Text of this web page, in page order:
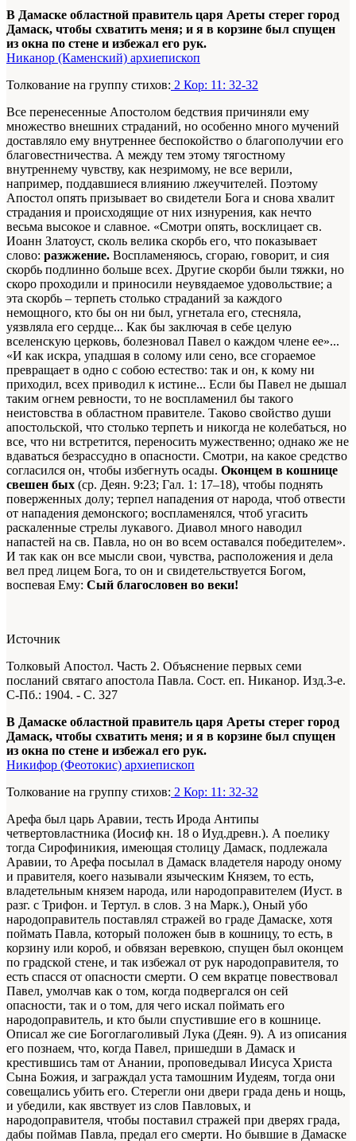
В Дамаске областной правитель царя Ареты стерег город
Дамаск, чтобы схватить меня; и я в корзине был спущен
из окна по стене и избежал его рук.
Никанор (Каменский) архиепископ
Толкование на группу стихов: 2 Кор: 11: 32-32
Все перенесенные Апостолом бедствия причиняли ему
множество внешних страданий, но особенно много мучений
доставляло ему внутреннее беспокойство о благополучии его
благовестничества. А между тем этому тягостному
внутреннему чувству, как незримому, не все верили,
например, поддавшиеся влиянию лжеучителей. Поэтому
Апостол опять призывает во свидетели Бога и снова хвалит
страдания и происходящие от них изнурения, как нечто
весьма высокое и славное. «Смотри опять, восклицает св.
Иоанн Златоуст, сколь велика скорбь его, что показывает
слово: разжжение. Воспламеняюсь, сгораю, говорит, и сия
скорбь подлинно больше всех. Другие скорби были тяжки, но
скоро проходили и приносили неувядаемое удовольствие; а
эта скорбь – терпеть столько страданий за каждого
немощного, кто бы он ни был, угнетала его, стесняла,
уязвляла его сердце... Как бы заключая в себе целую
вселенскую церковь, болезновал Павел о каждом члене ее»...
«И как искра, упадшая в солому или сено, все сгораемое
превращает в одно с собою естество: так и он, к кому ни
приходил, всех приводил к истине... Если бы Павел не дышал
таким огнем ревности, то не воспламенил бы такого
неистовства в областном правителе. Таково свойство души
апостольской, что столько терпеть и никогда не колебаться, но
все, что ни встретится, переносить мужественно; однако же не
вдаваться безрассудно в опасности. Смотри, на какое средство
согласился он, чтобы избегнуть осады. Оконцем в кошнице
свешен бых (ср. Деян. 9:23; Гал. 1: 17–18), чтобы поднять
поверженных долу; терпел нападения от народа, чтоб отвести
от нападения демонского; воспламенялся, чтоб угасить
раскаленные стрелы лукавого. Диавол много наводил
напастей на св. Павла, но он во всем оставался победителем».
И так как он все мысли свои, чувства, расположения и дела
вел пред лицем Бога, то он и свидетельствуется Богом,
воспевая Ему: Сый благословен во веки!
Источник
Толковый Апостол. Часть 2. Объяснение первых семи
посланий святаго апостола Павла. Сост. еп. Никанор. Изд.3-е.
С-Пб.: 1904. - С. 327
В Дамаске областной правитель царя Ареты стерег город
Дамаск, чтобы схватить меня; и я в корзине был спущен
из окна по стене и избежал его рук.
Никифор (Феотокис) архиепископ
Толкование на группу стихов: 2 Кор: 11: 32-32
Арефа был царь Аравии, тесть Ирода Антипы
четвертовластника (Иосиф кн. 18 о Иуд.древн.). А поелику
тогда Сирофиникия, имеющая столицу Дамаск, подлежала
Аравии, то Арефа посылал в Дамаск владетеля народу оному
и правителя, коего называли языческим Князем, то есть,
владетельным князем народа, или народоправителем (Иуст. в
разг. с Трифон. и Тертул. в слов. 3 на Марк.), Оный убо
народоправитель поставлял стражей во граде Дамаске, хотя
поймать Павла, который положен быв в кошницу, то есть, в
корзину или короб, и обвязан веревкою, спущен был оконцем
по градской стене, и так избежал от рук народоправителя, то
есть спасся от опасности смерти. О сем вкратце повествовал
Павел, умолчав как о том, когда подвергался он сей
опасности, так и о том, для чего искал поймать его
народоправитель, и кто были спустившие его в кошнице.
Описал же сие Богоглаголивый Лука (Деян. 9). А из описания
его познаем, что, когда Павел, пришедши в Дамаск и
крестившись там от Анании, проповедывал Иисуса Христа
Сына Божия, и заграждал уста тамошним Иудеям, тогда они
совещались убить его. Стерегли они двери града день и нощь,
и убедили, как явствует из слов Павловых, и
народоправителя, чтобы поставил стражей при дверях града,
дабы поймав Павла, предал его смерти. Но бывшие в Дамаске